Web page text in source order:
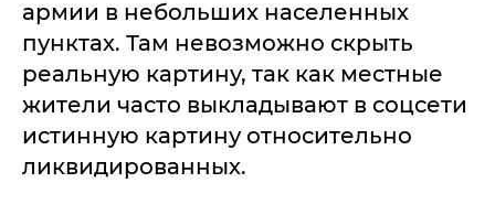
армии в небольших населенных
пунктах. Там невозможно скрыть
реальную картину, так как местные
жители часто выкладывают в соцсети
истинную картину относительно
ликвидированных.